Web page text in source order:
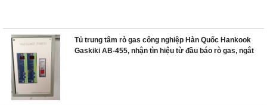
Tủ trung tâm rò gas công nghiệp Hàn Quốc Hankook
Gaskiki AB-455, nhận tìn hiệu từ đầu báo rò gas, ngắt